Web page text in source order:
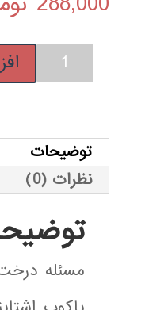
مسئله
با
کلونی
مورچه
عدد
توضیحات
نظرات (0)
مسئله درخت